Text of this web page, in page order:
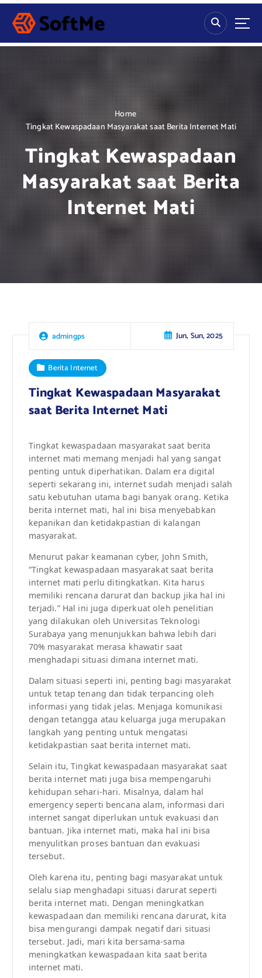
S
p
Home
Tingkat Kewaspadaan Masyarakat saat Berita Internet Mati
Tingkat Kewaspadaan
Masyarakat saat Berita
Internet Mati
admingps Jun, Sun, 2025
Berita Internet
Tingkat Kewaspadaan Masyarakat
saat Berita Internet Mati
Tingkat kewaspadaan masyarakat saat berita
internet mati memang menjadi hal yang sangat
penting untuk diperhatikan. Dalam era digital
seperti sekarang ini, internet sudah menjadi salah
satu kebutuhan utama bagi banyak orang. Ketika
berita internet mati, hal ini bisa menyebabkan
kepanikan dan ketidakpastian di kalangan
masyarakat.
Menurut pakar keamanan cyber, John Smith,
“Tingkat kewaspadaan masyarakat saat berita
internet mati perlu ditingkatkan. Kita harus
memiliki rencana darurat dan backup jika hal ini
terjadi.” Hal ini juga diperkuat oleh penelitian
yang dilakukan oleh Universitas Teknologi
Surabaya yang menunjukkan bahwa lebih dari
70% masyarakat merasa khawatir saat
menghadapi situasi dimana internet mati.
Dalam situasi seperti ini, penting bagi masyarakat
untuk tetap tenang dan tidak terpancing oleh
informasi yang tidak jelas. Menjaga komunikasi
dengan tetangga atau keluarga juga merupakan
langkah yang penting untuk mengatasi
ketidakpastian saat berita internet mati.
Selain itu, Tingkat kewaspadaan masyarakat saat
berita internet mati juga bisa mempengaruhi
kehidupan sehari-hari. Misalnya, dalam hal
emergency seperti bencana alam, informasi dari
internet sangat diperlukan untuk evakuasi dan
bantuan. Jika internet mati, maka hal ini bisa
menyulitkan proses bantuan dan evakuasi
tersebut.
Oleh karena itu, penting bagi masyarakat untuk
selalu siap menghadapi situasi darurat seperti
berita internet mati. Dengan meningkatkan
kewaspadaan dan memiliki rencana darurat, kita
bisa mengurangi dampak negatif dari situasi
tersebut. Jadi, mari kita bersama-sama
meningkatkan kewaspadaan kita saat berita
internet mati.